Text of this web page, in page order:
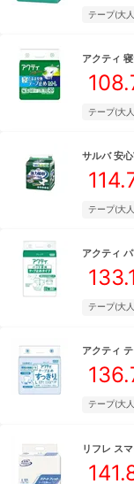
テープ(大
アクティ
テープ(大
サルバ 安
テープ(大
アクティ
133.1
テープ(大
アクティ
テープ(大
リフレ ス